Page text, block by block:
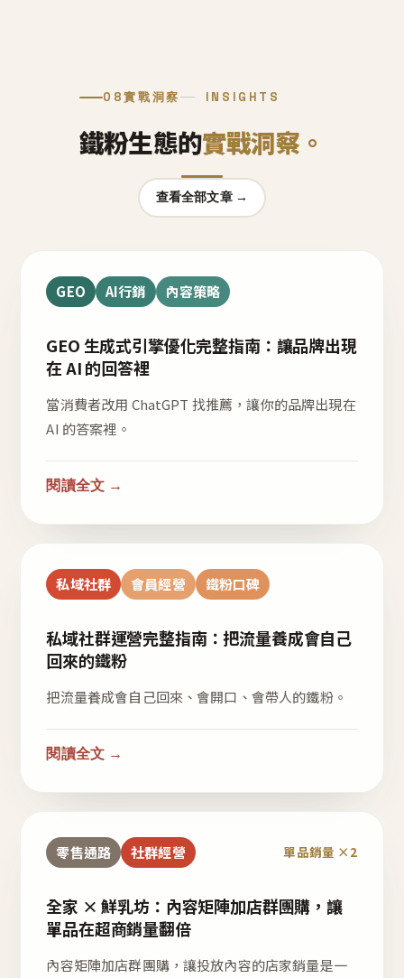
08實戰洞察 INSIGHTS
鐵粉生態的實戰洞察。
查看全部文章 →
GEO AI行銷 內容策略
GEO 生成式引擎優化完整指南：讓品牌出現
在 AI 的回答裡
當消費者改用 ChatGPT 找推薦，讓你的品牌出現在
AI 的答案裡。
閱讀全文 →
私域社群 會員經營 鐵粉口碑
私域社群運營完整指南：把流量養成會自己
回來的鐵粉
把流量養成會自己回來、會開口、會帶人的鐵粉。
閱讀全文 →
零售通路 社群經營 單品銷量 ×2
全家 × 鮮乳坊：內容矩陣加店群團購，讓
單品在超商銷量翻倍
內容矩陣加店群團購，讓投放內容的店家銷量是一